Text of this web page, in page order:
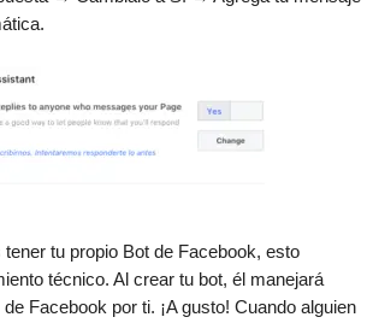
tu propio Bot de Facebook, esto
técnico. Al crear tu bot, él manejará
Facebook por ti. ¡A gusto! Cuando alguien